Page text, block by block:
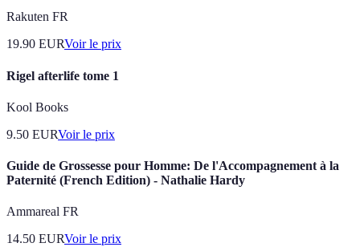
Rakuten FR
19.90 EURVoir le prix
Rigel afterlife tome 1
Kool Books
9.50 EURVoir le prix
Guide de Grossesse pour Homme: De l'Accompagnement à la
Paternité (French Edition) - Nathalie Hardy
Ammareal FR
14.50 EURVoir le prix